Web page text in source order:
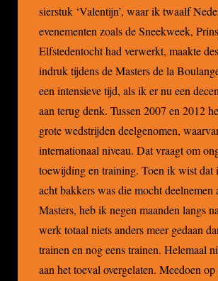
sierstuk ‘Valentijn’, waar ik twaalf
evenementen zoals de Sneekweek,
Elfstedentocht had verwerkt, maakte
indruk tijdens de Masters de la
een intensieve tijd, als ik er nu een
aan terug denk. Tussen 2007 en 2012
grote wedstrijden deelgenomen,
internationaal niveau. Dat vraagt om
toewijding en training. Toen ik wist dat
acht bakkers was die mocht deelnemen
Masters, heb ik negen maanden langs
werk totaal niets anders meer gedaan
trainen en nog eens trainen. Helemaal
aan het toeval overgelaten. Meedoen